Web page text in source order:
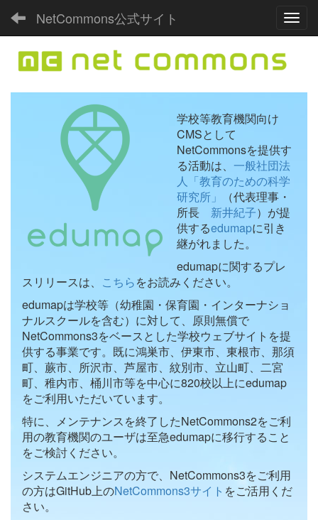
NetCommons公式サイト
学校等教育機関向け
CMSとして
NetCommonsを提供す
る活動は、 一般社団法
人「教育のための科学
研究所」
（代表理事・
所長 新井紀子）が提
供するedumapに引き
継がれました。
edumapに関するプレ
スリリースは、 こちらをお読みください。
edumapは学校等（幼稚園・保育園・インターナショ
ナルスクールを含む）に対して、原則無償で
NetCommons3をベースとした学校ウェブサイトを提
供する事業です。既に鴻巣市、伊東市、東根市、那須
町、蕨市、所沢市、芦屋市、紋別市、立山町、二宮
町、稚内市、桶川市等を中心に820校以上にedumap
をご利用いただいています。
特に、メンテナンスを終了したNetCommons2をご利
用の教育機関のユーザは至急edumapに移行すること
をご検討ください。
システムエンジニアの方で、NetCommons3をご利用
の方はGitHub上のNetCommons3サイト をご活用くだ
さい。